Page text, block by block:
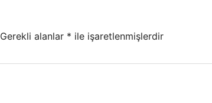
Gerekli alanlar * ile işaretlenmişlerdir